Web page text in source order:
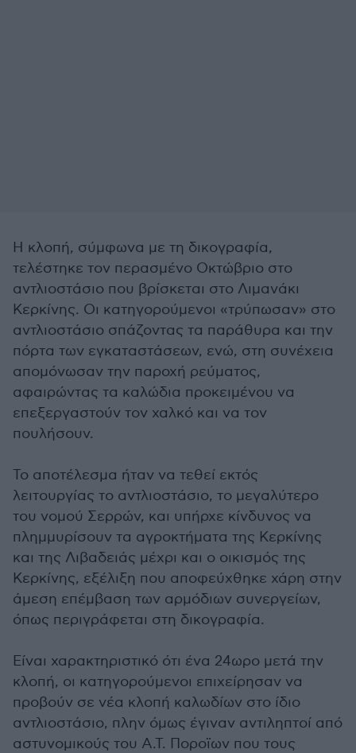
Η κλοπή, σύμφωνα με τη δικογραφία,
τελέστηκε τον περασμένο Οκτώβριο στο
αντλιοστάσιο που βρίσκεται στο Λιμανάκι
Κερκίνης. Οι κατηγορούμενοι «τρύπωσαν» στο
αντλιοστάσιο σπάζοντας τα παράθυρα και την
πόρτα των εγκαταστάσεων, ενώ, στη συνέχεια
απομόνωσαν την παροχή ρεύματος,
αφαιρώντας τα καλώδια προκειμένου να
επεξεργαστούν τον χαλκό και να τον
πουλήσουν.
Το αποτέλεσμα ήταν να τεθεί εκτός
λειτουργίας το αντλιοστάσιο, το μεγαλύτερο
του νομού Σερρών, και υπήρχε κίνδυνος να
πλημμυρίσουν τα αγροκτήματα της Κερκίνης
και της Λιβαδειάς μέχρι και ο οικισμός της
Κερκίνης, εξέλιξη που αποφεύχθηκε χάρη στην
άμεση επέμβαση των αρμόδιων συνεργείων,
όπως περιγράφεται στη δικογραφία.
Είναι χαρακτηριστικό ότι ένα 24ωρο μετά την
κλοπή, οι κατηγορούμενοι επιχείρησαν να
προβούν σε νέα κλοπή καλωδίων στο ίδιο
αντλιοστάσιο, πλην όμως έγιναν αντιληπτοί από
αστυνομικούς του Α.Τ. Ποροϊων που τους